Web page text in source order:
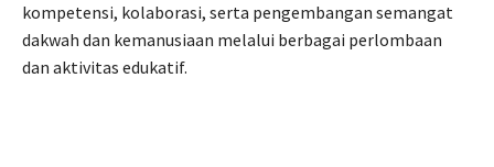
kompetensi, kolaborasi, serta pengembangan semangat
dakwah dan kemanusiaan melalui berbagai perlombaan
dan aktivitas edukatif.